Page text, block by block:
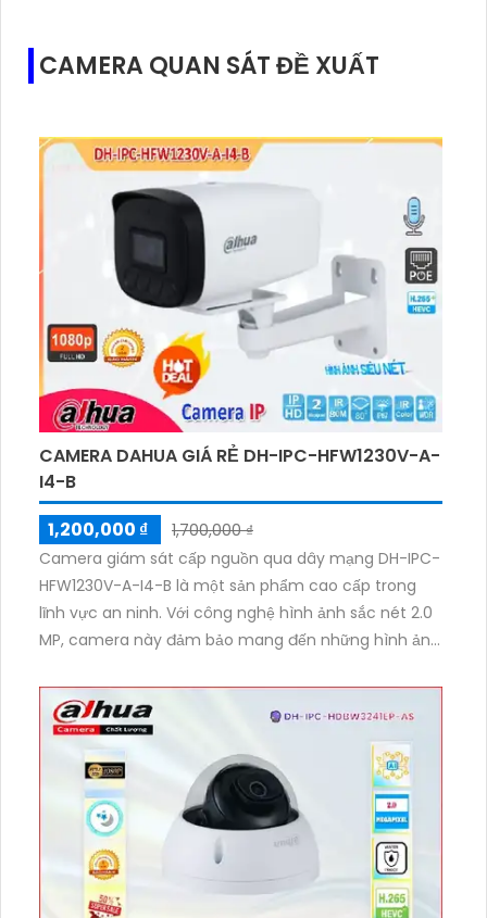
CAMERA QUAN SÁT ĐỀ XUẤT
CAMERA DAHUA GIÁ RẺ DH-IPC-HFW1230V-A-
I4-B
1,200,000 ₫
1,700,000 ₫
Camera giám sát cấp nguồn qua dây mạng DH-IPC-
HFW1230V-A-I4-B là một sản phẩm cao cấp trong
lĩnh vực an ninh. Với công nghệ hình ảnh sắc nét 2.0
MP, camera này đảm bảo mang đến những hình ảnh
ảnh sắc nét ban đêm cùng hồng ngoại 50m, camera
có thể quan sát suốt đêm mà không bỏ sót bất cứ
chi tiết nào.
Sử dụng công nghệ IP POE (Power over Ethernet),
camera có khả năng truyền dữ liệu và cấp nguồn
qua dây mạng, giúp giảm thiểu sự phức tạp và chi
phí cài đặt. Độ phân giải cao của camera đảm bảo
cho hình ảnh rõ nét và chi tiết, đồng thời hỗ trợ công
nghệ ONVIF, giúp kết nối và tương thích với các thiết